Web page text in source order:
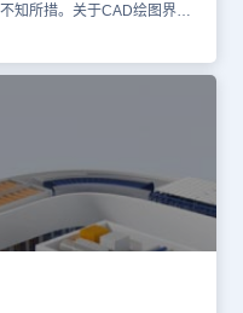
知所措。关于CAD绘图界限
惯而定了，有的人习惯在一
设置图界就显得多此一举
有养成好的制图方式。